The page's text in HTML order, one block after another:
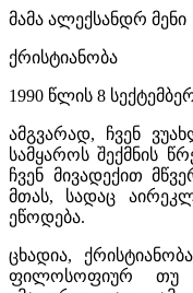
მამა ალექსანდრ მენი
ქრისტიანობა
1990 წლის 8
ამგვარად, ჩვენ
სამყაროს შექმნის
ჩვენ მივადექით
მთას, სადაც
ეწოდება.
ცხადია,
ფილოსოფიურ თუ